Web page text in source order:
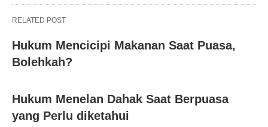
RELATED POST
Hukum Mencicipi Makanan Saat Puasa,
Bolehkah?
Hukum Menelan Dahak Saat Berpuasa
yang Perlu diketahui